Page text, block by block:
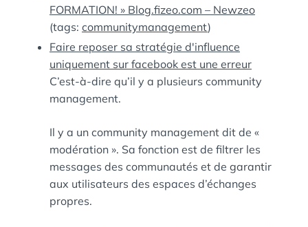
FORMATION! » Blog.fizeo.com – Newzeo
(tags: communitymanagement)
Faire reposer sa stratégie d'influence
uniquement sur facebook est une erreur
C’est-à-dire qu’il y a plusieurs community
management.
Il y a un community management dit de «
modération ». Sa fonction est de filtrer les
messages des communautés et de garantir
aux utilisateurs des espaces d’échanges
propres.